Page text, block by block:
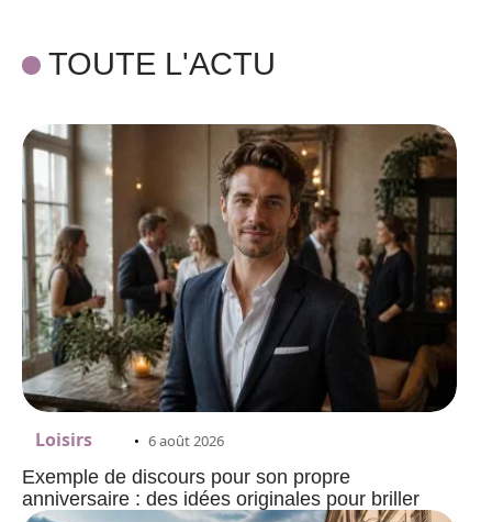
TOUTE L'ACTU
Loisirs 6 août 2026
Exemple de discours pour son propre
anniversaire : des idées originales pour briller